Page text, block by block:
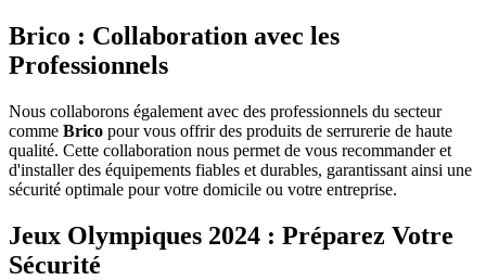
Brico : Collaboration avec les
Professionnels
Nous collaborons également avec des professionnels du secteur
comme Brico pour vous offrir des produits de serrurerie de haute
qualité. Cette collaboration nous permet de vous recommander et
d'installer des équipements fiables et durables, garantissant ainsi une
sécurité optimale pour votre domicile ou votre entreprise.
Jeux Olympiques 2024 : Préparez Votre
Sécurité